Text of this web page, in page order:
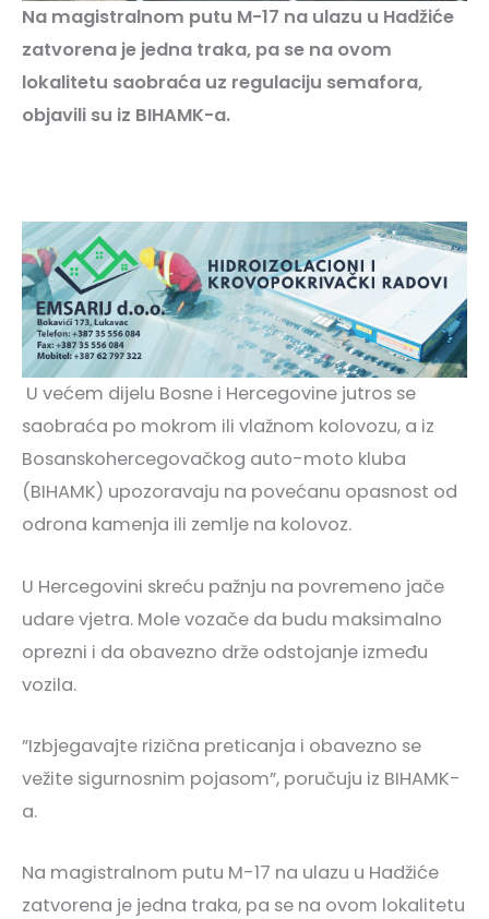
Na magistralnom putu M-17 na ulazu u Hadžiće
zatvorena je jedna traka, pa se na ovom
lokalitetu saobraća uz regulaciju semafora,
objavili su iz BIHAMK-a.
U većem dijelu Bosne i Hercegovine jutros se
saobraća po mokrom ili vlažnom kolovozu, a iz
Bosanskohercegovačkog auto-moto kluba
(BIHAMK) upozoravaju na povećanu opasnost od
odrona kamenja ili zemlje na kolovoz.
U Hercegovini skreću pažnju na povremeno jače
udare vjetra. Mole vozače da budu maksimalno
oprezni i da obavezno drže odstojanje između
vozila.
”Izbjegavajte rizična preticanja i obavezno se
vežite sigurnosnim pojasom”, poručuju iz BIHAMK-
a.
Na magistralnom putu M-17 na ulazu u Hadžiće
zatvorena je jedna traka, pa se na ovom lokalitetu